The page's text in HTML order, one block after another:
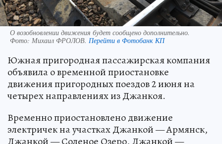
О возобновлении движения будет сообщено дополнительно.
Фото: Михаил ФРОЛОВ. Перейти в Фотобанк КП
Южная пригородная пассажирская компания
объявила о временной приостановке
движения пригородных поездов 2 июня на
четырех направлениях из Джанкоя.
Временно приостановлено движение
электричек на участках Джанкой — Армянск,
Джанкой — Соленое Озеро, Джанкой —